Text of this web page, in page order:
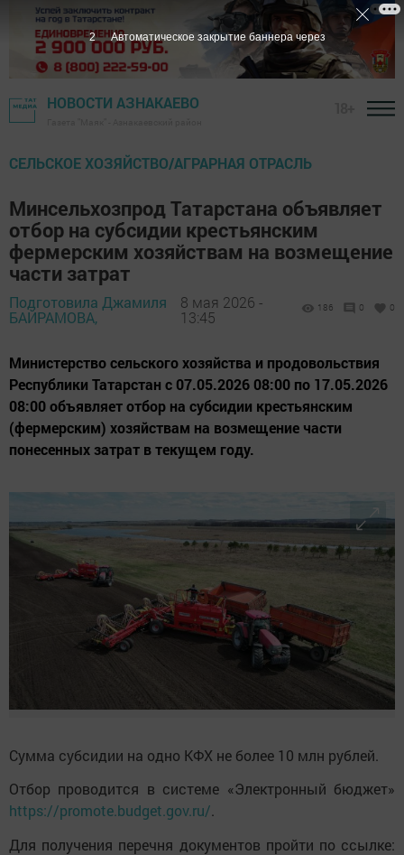
НОВОСТИ АЗНАКАЕВО
СЕЛЬСКОЕ ХОЗЯЙСТВО/АГРАРНАЯ ОТРАСЛЬ
Минсельхозпрод Татарстана объявляет
отбор на субсидии крестьянским
фермерским хозяйствам на возмещение
части затрат
Подготовила Джамиля
БАЙРАМОВА,
8 мая 2026 -
13:45
186 0 0
Министерство сельского хозяйства и продовольствия
Республики Татарстан с 07.05.2026 08:00 по 17.05.2026
08:00 объявляет отбор на субсидии крестьянским
(фермерским) хозяйствам на возмещение части
понесенных затрат в текущем году.
Сумма субсидии на одно КФХ не более 10 млн рублей.
Отбор проводится в системе «Электронный бюджет»
https://promote.budget.gov.ru/.
Для получения перечня документов пройти по ссылке:
1 Автоматическое закрытие баннера через